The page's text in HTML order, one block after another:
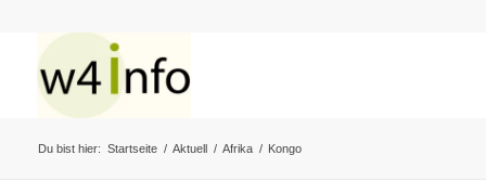
Du bist hier: Startseite / Aktuell / Afrika / Kongo